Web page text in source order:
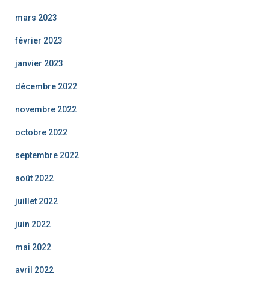
mars 2023
février 2023
janvier 2023
décembre 2022
novembre 2022
octobre 2022
septembre 2022
août 2022
juillet 2022
juin 2022
mai 2022
avril 2022